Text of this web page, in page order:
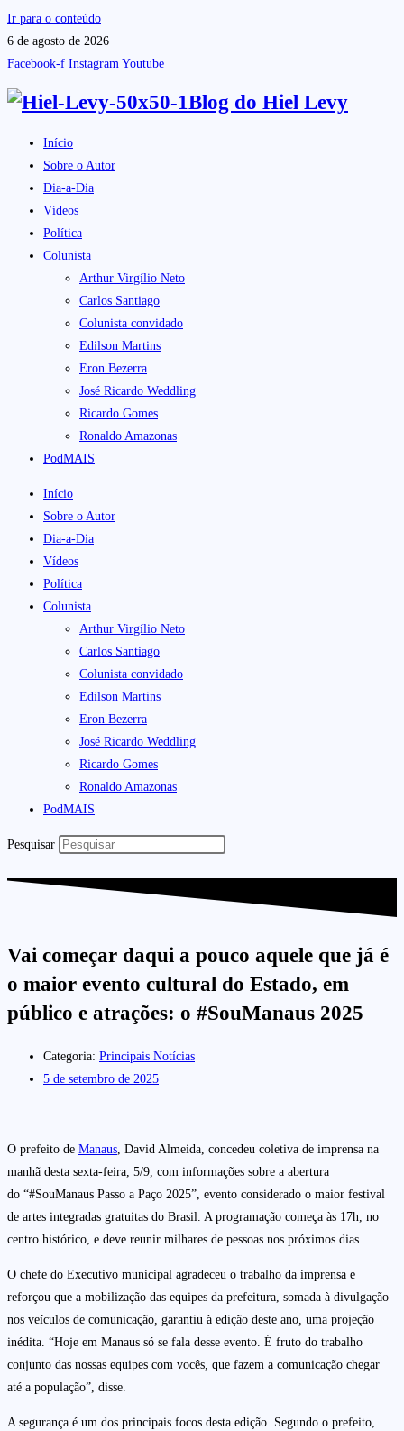
Ir para o conteúdo
6 de agosto de 2026
Facebook-f Instagram Youtube
Blog do Hiel Levy
Início
Sobre o Autor
Dia-a-Dia
Vídeos
Política
Colunista
Arthur Virgílio Neto
Carlos Santiago
Colunista convidado
Edilson Martins
Eron Bezerra
José Ricardo Weddling
Ricardo Gomes
Ronaldo Amazonas
PodMAIS
Início
Sobre o Autor
Dia-a-Dia
Vídeos
Política
Colunista
Arthur Virgílio Neto
Carlos Santiago
Colunista convidado
Edilson Martins
Eron Bezerra
José Ricardo Weddling
Ricardo Gomes
Ronaldo Amazonas
PodMAIS
Pesquisar
Vai começar daqui a pouco aquele que já é
o maior evento cultural do Estado, em
público e atrações: o #SouManaus 2025
Categoria: Principais Notícias
5 de setembro de 2025
O prefeito de Manaus, David Almeida, concedeu coletiva de imprensa na
manhã desta sexta-feira, 5/9, com informações sobre a abertura
do “#SouManaus Passo a Paço 2025”, evento considerado o maior festival
de artes integradas gratuitas do Brasil. A programação começa às 17h, no
centro histórico, e deve reunir milhares de pessoas nos próximos dias.
O chefe do Executivo municipal agradeceu o trabalho da imprensa e
reforçou que a mobilização das equipes da prefeitura, somada à divulgação
nos veículos de comunicação, garantiu à edição deste ano, uma projeção
inédita. “Hoje em Manaus só se fala desse evento. É fruto do trabalho
conjunto das nossas equipes com vocês, que fazem a comunicação chegar
até a população”, disse.
A segurança é um dos principais focos desta edição. Segundo o prefeito,